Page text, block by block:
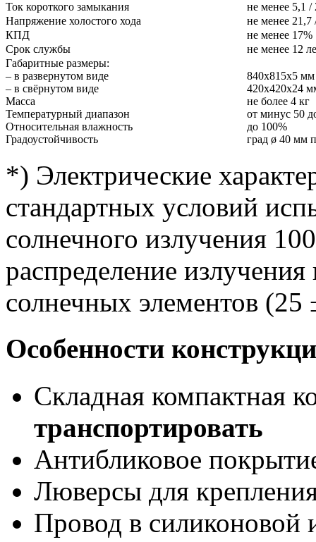
Ток короткого замыкания
не менее 5,1
Напряжение холостого хода
не менее 21,7
КПД
не менее 17%
Срок службы
не менее 12
Габаритные размеры:
– в развернутом виде
– в свёрнутом виде
Масса
Температурный диапазон
Относительная влажность
Градоустойчивость
840х815х5 мм
420х420х24
не более 4 кг
от минус 50
до 100%
град ø 40 мм
*) Электрические
стандартных условий
солнечного излучения
распределение
солнечных элементов (25
Особенности
Складная компактная
транспортировать
Антибликовое
Люверсы для
Провод в силиконовой